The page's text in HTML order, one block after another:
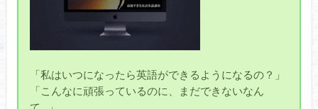
「私はいつになったら英語ができるようになるの？」
「こんなに頑張っているのに、まだできないなん